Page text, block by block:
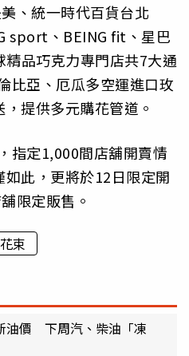
、統一時代百貨台北
sport、BEING fit、星巴
品巧克力專門店共7大通
比亞、厄瓜多空運進口玫
提供多元購花管道。
指定1,000間店舖開賣情
此，更將於12日限定開
限定販售。
束
油價 下周汽、柴油「凍